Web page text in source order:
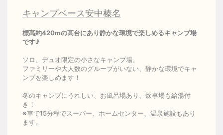
キャンプベース安中榛名
標高約420mの高台にあり静かな環境で楽しめるキャンプ場
です♪
ソロ、デュオ限定の小さなキャンプ場。
ファミリーや大人数のグループがいない、静かな環境でキャ
ンプを楽しめます！
冬のキャンプにうれしい、お風呂場あり、炊事場も給湯付
き！
※車で15分程でスーパー、ホームセンター、温泉施設もあり
ます。